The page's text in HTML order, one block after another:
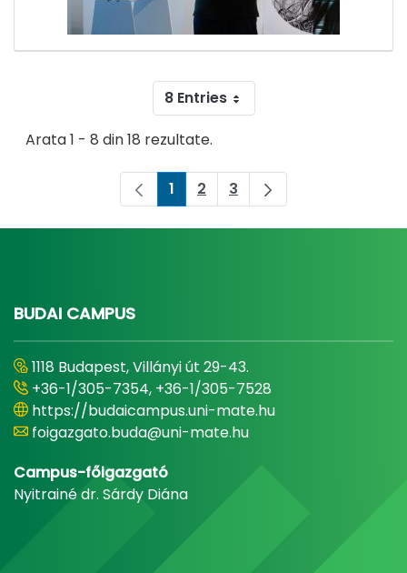
8 Entries
Arata 1 - 8 din 18 rezultate.
Pagina
1 Pagina
2 Pagina
3
BUDAI CAMPUS
1118 Budapest, Villányi út 29-43.
+36-1/305-7354, +36-1/305-7528
https://budaicampus.uni-mate.hu
foigazgato.buda@uni-mate.hu
Campus-főigazgató
Nyitrainé dr. Sárdy Diána